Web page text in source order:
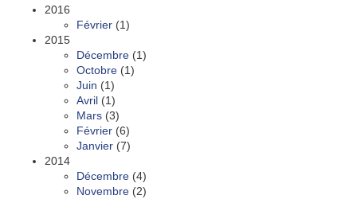
2016
Février (1)
2015
Décembre (1)
Octobre (1)
Juin (1)
Avril (1)
Mars (3)
Février (6)
Janvier (7)
2014
Décembre (4)
Novembre (2)